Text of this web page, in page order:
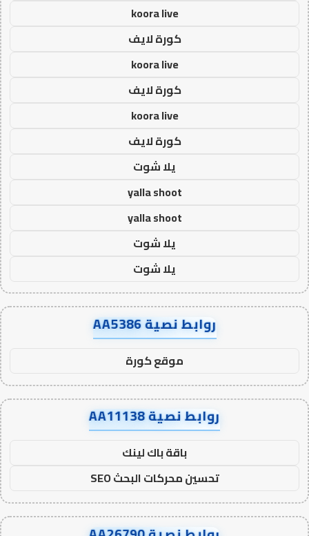
koora live
كورة لايف
koora live
كورة لايف
koora live
كورة لايف
يلا شوت
yalla shoot
yalla shoot
يلا شوت
يلا شوت
روابط نصية AA5386
موقع كورة
روابط نصية AA11138
باقة باك لينك
تحسين محركات البحث SEO